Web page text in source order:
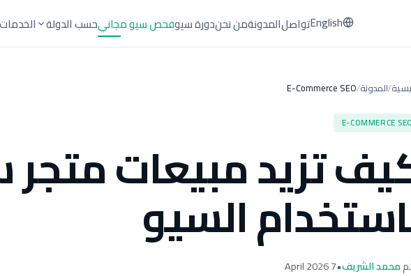
حسب الدولةفحص سيو مجانيدورة سيومن نحنالمدونةتواصلEnglish
/المدونة/
E-Commerce SEO
E-COMMERCE SEO
تزيد مبيعات
السيو
محمد الشريف•
7 April 2026